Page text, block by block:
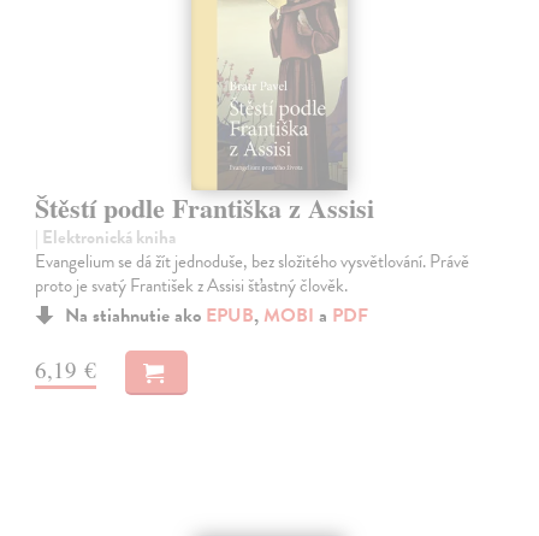
Štěstí podle Františka z Assisi
| Elektronická kniha
Evangelium se dá žít jednoduše, bez složitého vysvětlování. Právě
proto je svatý František z Assisi šťastný člověk.
Na stiahnutie ako EPUB, MOBI a PDF
6,19 €